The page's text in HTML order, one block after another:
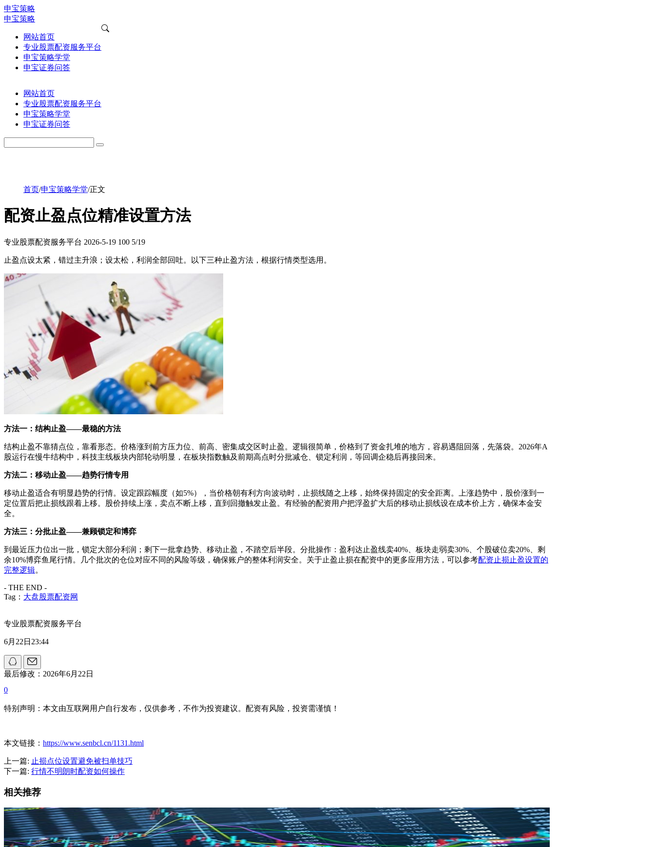
申宝策略
申宝策略
网站首页
专业股票配资服务平台
申宝策略学堂
申宝证券问答
网站首页
专业股票配资服务平台
申宝策略学堂
申宝证券问答
首页/申宝策略学堂/正文
配资止盈点位精准设置方法
专业股票配资服务平台 2026-5-19 100 5/19
止盈点设太紧，错过主升浪；设太松，利润全部回吐。以下三种止盈方法，根据行情类型选用。
方法一：结构止盈——最稳的方法
结构止盈不靠猜点位，靠看形态。价格涨到前方压力位、前高、密集成交区时止盈。逻辑很简单，价格到了资金扎堆的地方，容易遇阻回落，先落袋。2026年A
股运行在慢牛结构中，科技主线板块内部轮动明显，在板块指数触及前期高点时分批减仓、锁定利润，等回调企稳后再接回来。
方法二：移动止盈——趋势行情专用
移动止盈适合有明显趋势的行情。设定跟踪幅度（如5%），当价格朝有利方向波动时，止损线随之上移，始终保持固定的安全距离。上涨趋势中，股价涨到一
定位置后把止损线跟着上移。股价持续上涨，卖点不断上移，直到回撤触发止盈。有经验的配资用户把浮盈扩大后的移动止损线设在成本价上方，确保本金安
全。
方法三：分批止盈——兼顾锁定和博弈
到最近压力位出一批，锁定大部分利润；剩下一批拿趋势、移动止盈，不踏空后半段。分批操作：盈利达止盈线卖40%、板块走弱卖30%、个股破位卖20%、剩
余10%博弈鱼尾行情。几个批次的仓位对应不同的风险等级，确保账户的整体利润安全。关于止盈止损在配资中的更多应用方法，可以参考配资止损止盈设置的
完整逻辑。
- THE END -
Tag： 大盘股票配资网
专业股票配资服务平台
6月22日23:44
最后修改：2026年6月22日
0
特别声明：本文由互联网用户自行发布，仅供参考，不作为投资建议。配资有风险，投资需谨慎！
本文链接： https://www.senbcl.cn/1131.html
上一篇: 止损点位设置避免被扫单技巧
下一篇: 行情不明朗时配资如何操作
相关推荐